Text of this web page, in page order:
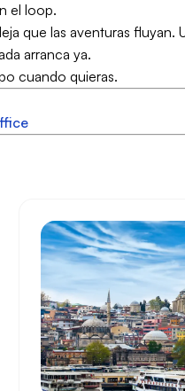
el loop.
que las aventuras fluyan.
arranca ya.
cuando quieras.